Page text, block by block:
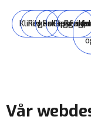
KlinikkerRørleggere
Vår